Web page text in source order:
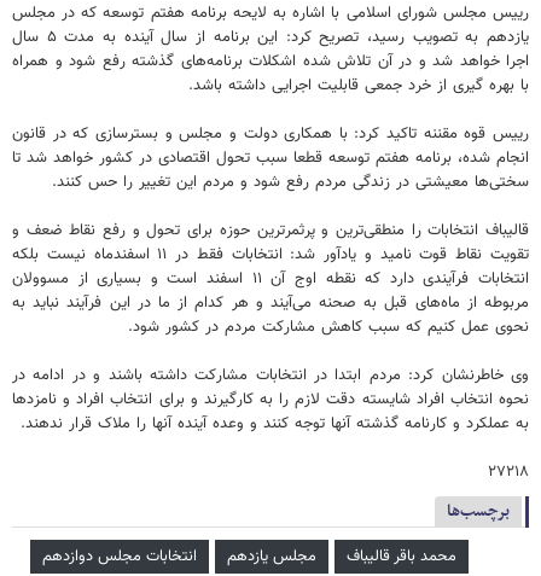
رییس مجلس شورای اسلامی با اشاره به لایحه برنامه هفتم توسعه که در مجلس
یازدهم به تصویب رسید، تصریح کرد: این برنامه از سال آینده به مدت ۵ سال
اجرا خواهد شد و در آن تلاش شده اشکلات برنامه‌های گذشته رفع شود و همراه
با بهره گیری از خرد جمعی قابلیت اجرایی داشته باشد.
رییس قوه مقننه تاکید کرد: با همکاری دولت و مجلس و بسترسازی که در قانون
انجام شده، برنامه هفتم توسعه قطعا سبب تحول اقتصادی در کشور خواهد شد تا
سختی‌ها معیشتی در زندگی مردم رفع شود و مردم این تغییر را حس کنند.
قالیباف انتخابات را منطقی‌ترین و پرثمرترین حوزه برای تحول و رفع نقاط ضعف و
تقویت نقاط قوت نامید و یادآور شد: انتخابات فقط در ۱۱ اسفندماه نیست بلکه
انتخابات فرآیندی دارد که نقطه اوج آن ۱۱ اسفند است و بسیاری از مسوولان
مربوطه از ماه‌های قبل به صحنه می‌آیند و هر کدام از ما در این فرآیند نباید به
نحوی عمل کنیم که سبب کاهش مشارکت مردم در کشور شود.
وی خاطرنشان کرد: مردم ابتدا در انتخابات مشارکت داشته باشند و در ادامه در
نحوه انتخاب افراد شایسته دقت لازم را به کارگیرند و برای انتخاب افراد و نامزدها
به عملکرد و کارنامه گذشته آنها توجه کنند و وعده آینده آنها را ملاک قرار ندهند.
۲۷۲۱۸
برچسب‌ها
محمد باقر قالیباف مجلس یازدهم انتخابات مجلس دوازدهم